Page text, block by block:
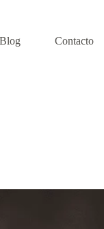
Blog Contacto